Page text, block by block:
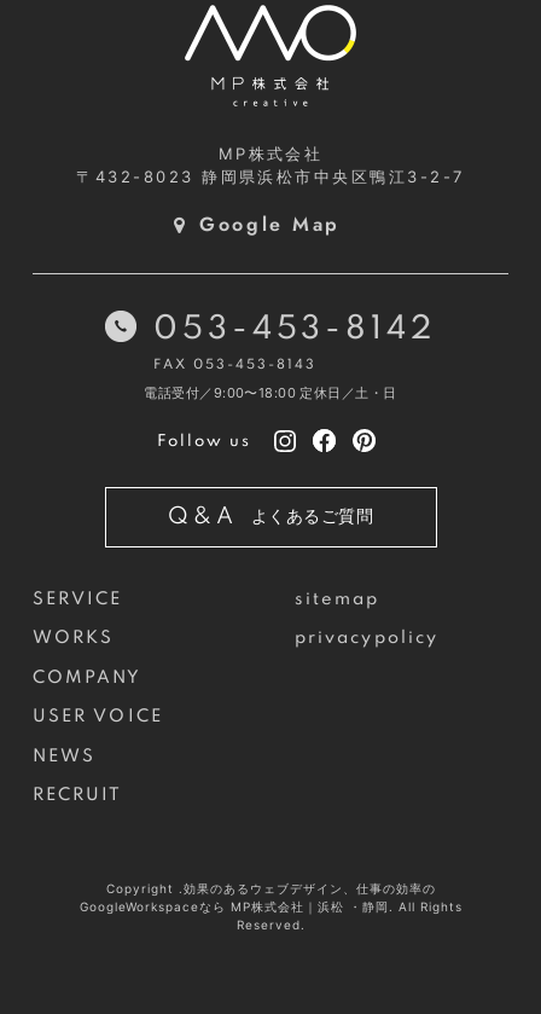
MP株式会社
〒432-8023静岡県浜松市中央区鴨江3-2-7
Google Map
SERVICE
WORKS
COMPANY
USER VOICE
NEWS
RECRUIT
sitemap
privacypolicy
053-453-8142
FAX 053-453-8143
電話受付／9:00〜18:00 定休日／土・日
Follow us
Q&A よくあるご質問
Copyright .効果のあるウェブデザイン、仕事の効率の
GoogleWorkspaceなら MP株式会社｜浜松 ・静岡. All Rights
Reserved.